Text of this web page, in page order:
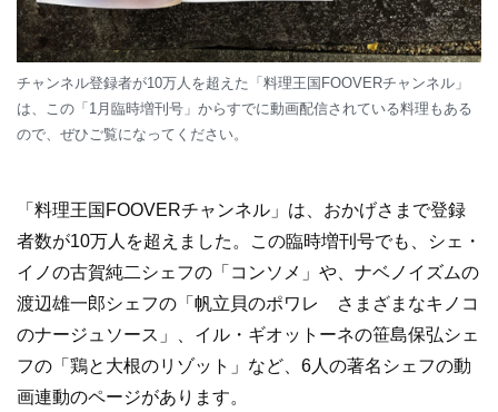
チャンネル登録者が10万人を超えた「料理王国FOOVERチャンネル」
は、この「1月臨時増刊号」からすでに動画配信されている料理もある
ので、ぜひご覧になってください。
「料理王国FOOVERチャンネル」は、おかげさまで登録
者数が10万人を超えました。この臨時増刊号でも、シェ・
イノの古賀純二シェフの「コンソメ」や、ナベノイズムの
渡辺雄一郎シェフの「帆立貝のポワレ さまざまなキノコ
のナージュソース」、イル・ギオットーネの笹島保弘シェ
フの「鶏と大根のリゾット」など、6人の著名シェフの動
画連動のページがあります。